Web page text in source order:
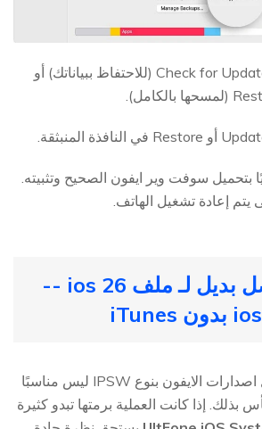
انقر على Check for Update (للاحتفاظ ببياناتك) أو
بتحميل سوفت وير ايفون الصحيح وتثبيته.
يتم إعادة تشغيل الهاتف.
الجزء 4: أفضل بديل لـ ملف ios 26 --
التنزيل اليدوي لتحميل اصدارات الايفون بنوع IPSW ليس مناسبًا
بذلك. إذا كانت العملية برمتها تبدو كثيرة